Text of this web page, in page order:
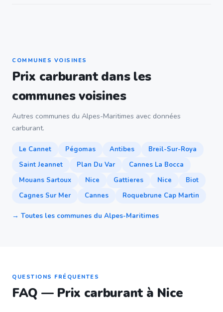
COMMUNES VOISINES
Prix carburant dans les
communes voisines
Autres communes du Alpes-Maritimes avec données
carburant.
Le Cannet Pégomas Antibes
Breil-Sur-Roya
Saint Jeannet
Plan Du Var
Cannes La Bocca
Mouans Sartoux
Nice Gattieres Nice
Biot
Cagnes Sur Mer
Cannes Roquebrune Cap Martin
→ Toutes les communes du Alpes-Maritimes
QUESTIONS FRÉQUENTES
FAQ — Prix carburant à Nice